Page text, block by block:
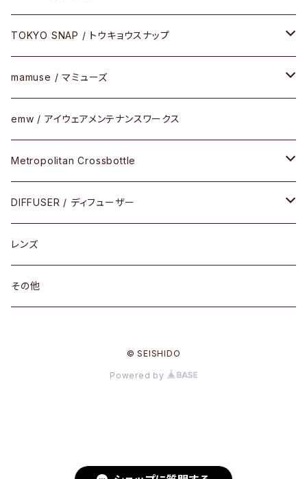
小物
その他
メタルフレーム
コンビフレーム
メガネ
サングラス
その他
TOKYO SNAP / トウキョウスナップ
セルフレーム
メタルフレーム
コンビネーション
mamuse / マミューズ
セル
メタル
コンビ
emw / アイウェアメンテナンスワークス
Metropolitan Crossbottle
30cm×30cm
18cm×13cm
DIFFUSER / ディフューザー
グラスコード
メガネケース
レンズ
その他
© SEISHIDO
Powered by